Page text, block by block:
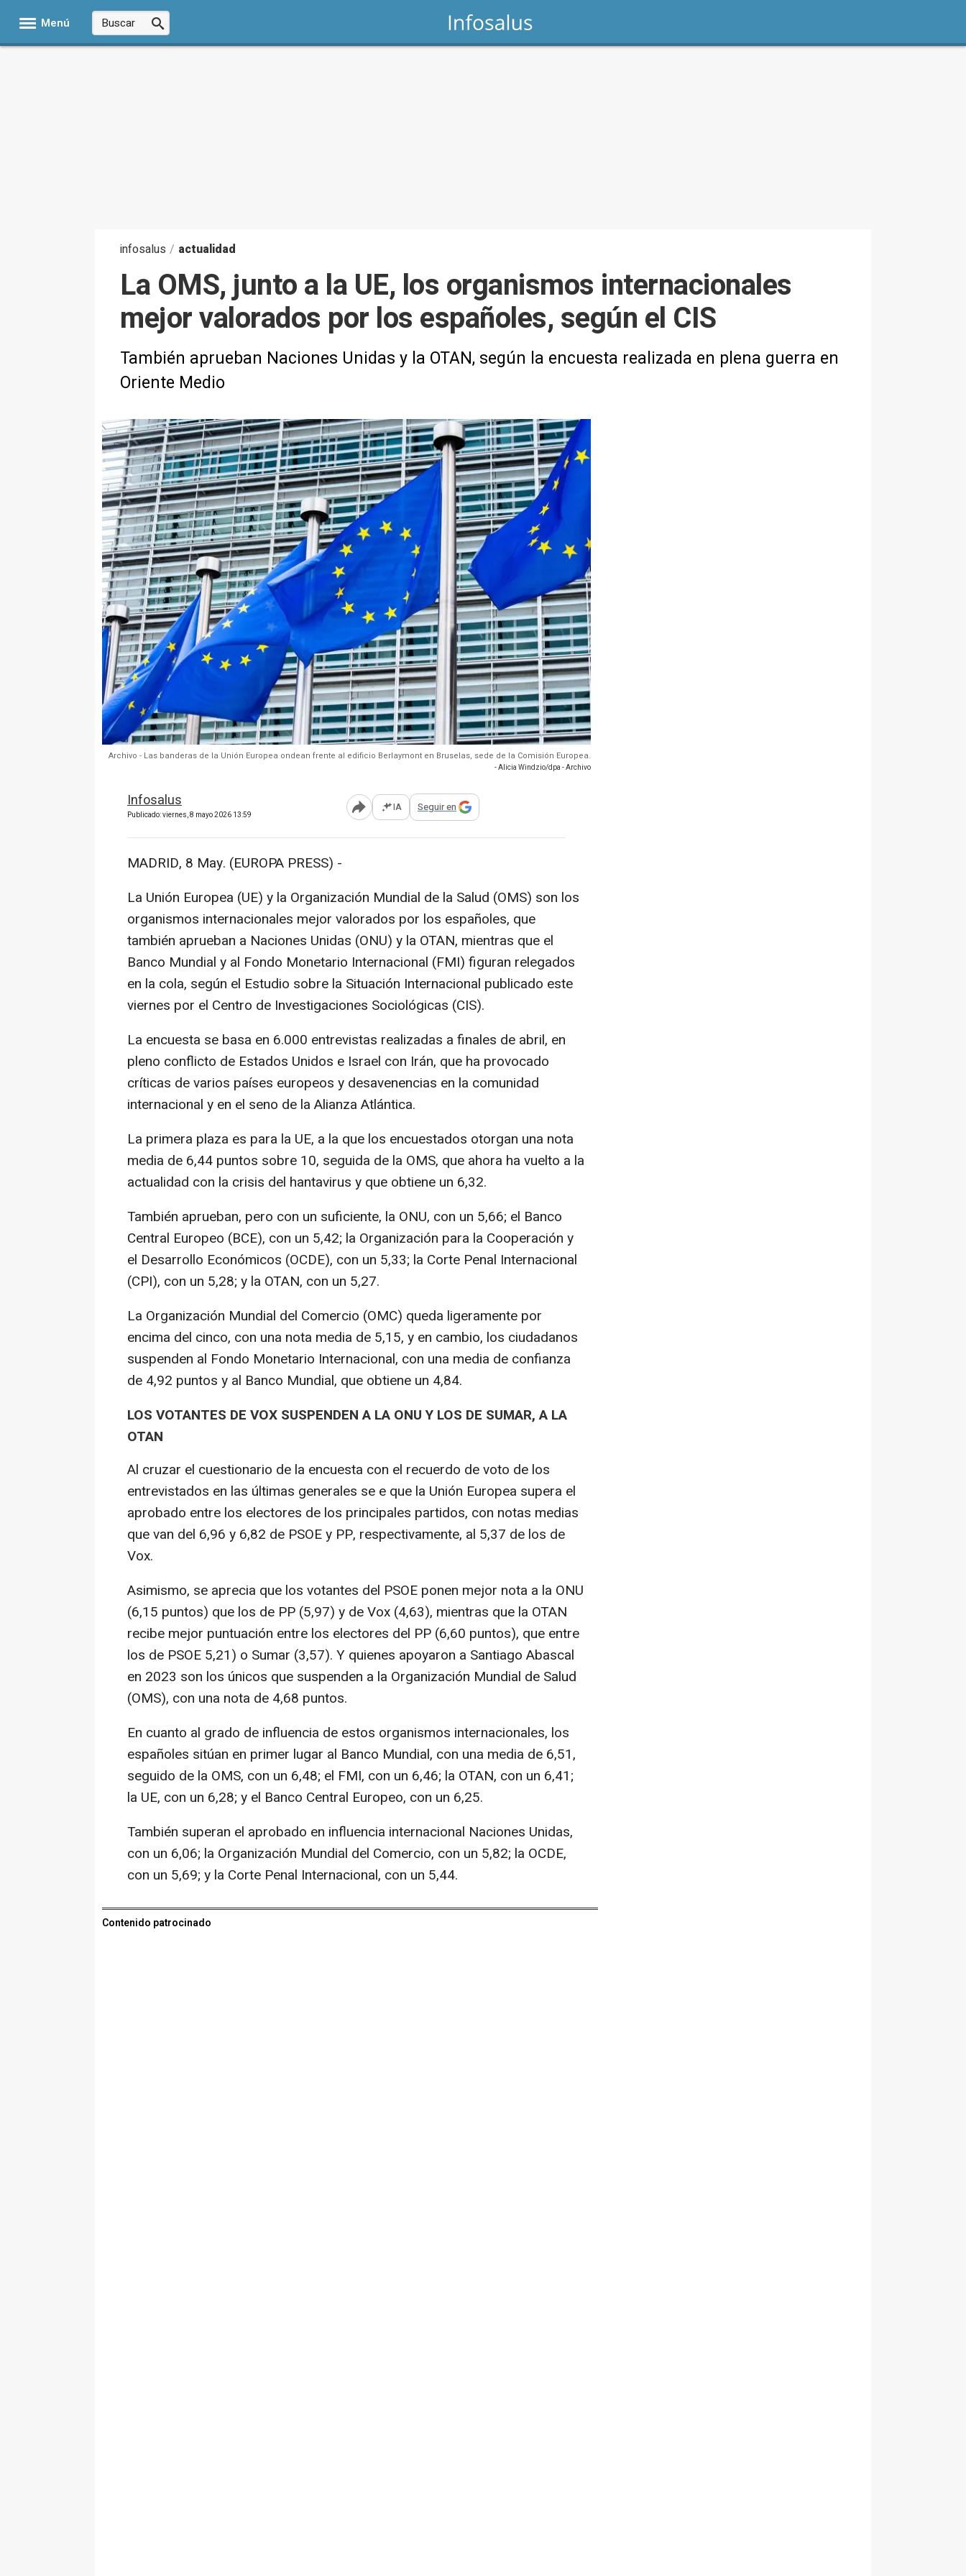
Menú
infosalus / actualidad
La OMS, junto a la UE, los organismos internacionales
mejor valorados por los españoles, según el CIS
También aprueban Naciones Unidas y la OTAN, según la encuesta realizada en plena guerra en
Oriente Medio
Archivo - Las banderas de la Unión Europea ondean frente al edificio Berlaymont en Bruselas, sede de la Comisión Europea.
- Alicia Windzio/dpa - Archivo
Infosalus
Publicado: viernes, 8 mayo 2026 13:59 Abrir opciones para compartir
IA Seguir en
MADRID, 8 May. (EUROPA PRESS) -
La Unión Europea (UE) y la Organización Mundial de la Salud (OMS) son los
organismos internacionales mejor valorados por los españoles, que
también aprueban a Naciones Unidas (ONU) y la OTAN, mientras que el
Banco Mundial y al Fondo Monetario Internacional (FMI) figuran relegados
en la cola, según el Estudio sobre la Situación Internacional publicado este
viernes por el Centro de Investigaciones Sociológicas (CIS).
La encuesta se basa en 6.000 entrevistas realizadas a finales de abril, en
pleno conflicto de Estados Unidos e Israel con Irán, que ha provocado
críticas de varios países europeos y desavenencias en la comunidad
internacional y en el seno de la Alianza Atlántica.
La primera plaza es para la UE, a la que los encuestados otorgan una nota
media de 6,44 puntos sobre 10, seguida de la OMS, que ahora ha vuelto a la
actualidad con la crisis del hantavirus y que obtiene un 6,32.
También aprueban, pero con un suficiente, la ONU, con un 5,66; el Banco
Central Europeo (BCE), con un 5,42; la Organización para la Cooperación y
el Desarrollo Económicos (OCDE), con un 5,33; la Corte Penal Internacional
(CPI), con un 5,28; y la OTAN, con un 5,27.
La Organización Mundial del Comercio (OMC) queda ligeramente por
encima del cinco, con una nota media de 5,15, y en cambio, los ciudadanos
suspenden al Fondo Monetario Internacional, con una media de confianza
de 4,92 puntos y al Banco Mundial, que obtiene un 4,84.
LOS VOTANTES DE VOX SUSPENDEN A LA ONU Y LOS DE SUMAR, A LA
OTAN
Al cruzar el cuestionario de la encuesta con el recuerdo de voto de los
entrevistados en las últimas generales se e que la Unión Europea supera el
aprobado entre los electores de los principales partidos, con notas medias
que van del 6,96 y 6,82 de PSOE y PP, respectivamente, al 5,37 de los de
Vox.
Asimismo, se aprecia que los votantes del PSOE ponen mejor nota a la ONU
(6,15 puntos) que los de PP (5,97) y de Vox (4,63), mientras que la OTAN
recibe mejor puntuación entre los electores del PP (6,60 puntos), que entre
los de PSOE 5,21) o Sumar (3,57). Y quienes apoyaron a Santiago Abascal
en 2023 son los únicos que suspenden a la Organización Mundial de Salud
(OMS), con una nota de 4,68 puntos.
En cuanto al grado de influencia de estos organismos internacionales, los
españoles sitúan en primer lugar al Banco Mundial, con una media de 6,51,
seguido de la OMS, con un 6,48; el FMI, con un 6,46; la OTAN, con un 6,41;
la UE, con un 6,28; y el Banco Central Europeo, con un 6,25.
También superan el aprobado en influencia internacional Naciones Unidas,
con un 6,06; la Organización Mundial del Comercio, con un 5,82; la OCDE,
con un 5,69; y la Corte Penal Internacional, con un 5,44.
Contenido patrocinado